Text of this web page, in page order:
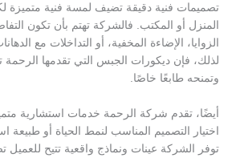
تصميمات فنية دقيقة تضيف لمسة فنية متميزة
المنزل أو المكتب. فالشركة تهتم بأن تكون
الزوايا، الإضاءة المخفية، أو التداخلات مع
لذلك، فإن ديكورات الجبس التي تقدمها
وتمنحه طابعًا خاصًا.
أيضًا، تقدم شركة الرحمة خدمات استشارية
اختيار التصميم المناسب لنمط الحياة أو طبيعة
توفر الشركة عينات ونماذج واقعية تتيح للعميل